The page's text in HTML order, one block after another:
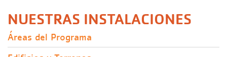
NUESTRAS INSTALACIONES
Áreas del Programa